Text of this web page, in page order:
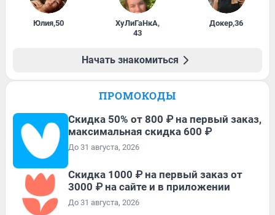
Юлия,50 ХуЛиГаНкА,
43
Докер,36
Начать знакомиться
ПРОМОКОДЫ
Скидка 50% от 800 ₽ на первый заказ,
максимальная скидка 600 ₽
До 31 августа, 2026
Скидка 1000 ₽ на первый заказ от
3000 ₽ на сайте и в приложении
До 31 августа, 2026